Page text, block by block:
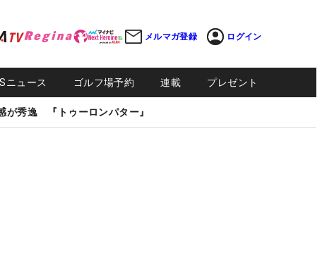
メルマガ登録 ログイン
ニュース ゴルフ場予約 連載 プレゼント
が秀逸 『トゥーロンパター』